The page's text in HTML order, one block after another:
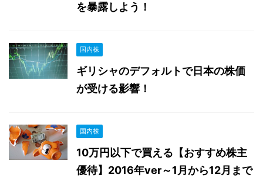
を暴露しよう！
国内株
ギリシャのデフォルトで日本の株価
が受ける影響！
国内株
10万円以下で買える【おすすめ株主
優待】2016年ver～1月から12月まで